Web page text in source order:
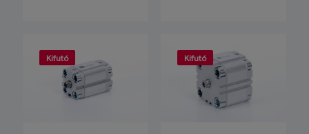
Kifutó Kifutó